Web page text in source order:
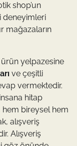
shop’un
deneyimleri
mağazaların
yelpazesine
ve çeşitli
vermektedir.
hitap
hem bireysel hem
alışveriş
Alışveriş